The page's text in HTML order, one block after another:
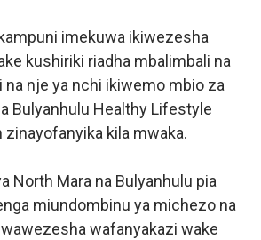
imekuwa ikiwezesha
kushiriki riadha mbalimbali na
na nje ya nchi ikiwemo mbio za
Bulyanhulu Healthy Lifestyle
zinayofanyika kila mwaka.
North Mara na Bulyanhulu pia
miundombinu ya michezo na
wafanyakazi wake